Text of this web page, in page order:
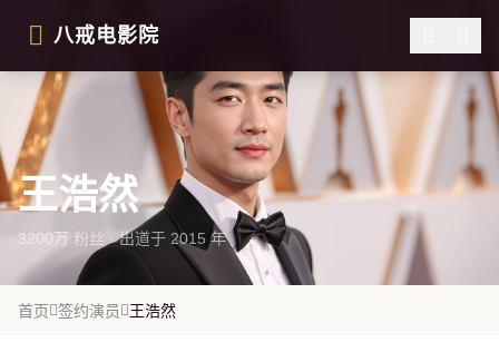
八戒电影院
王浩然
3200万 粉丝 · 出道于 2015 年
首页 签约演员 王浩然